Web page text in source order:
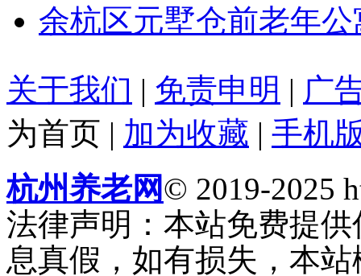
余杭区元墅仓前老年公
关于我们 | 免责申明 | 广
为首页 | 加为收藏 | 手机
杭州养老网© 2019-2025
法律声明：本站免费提
息真假，如有损失，本